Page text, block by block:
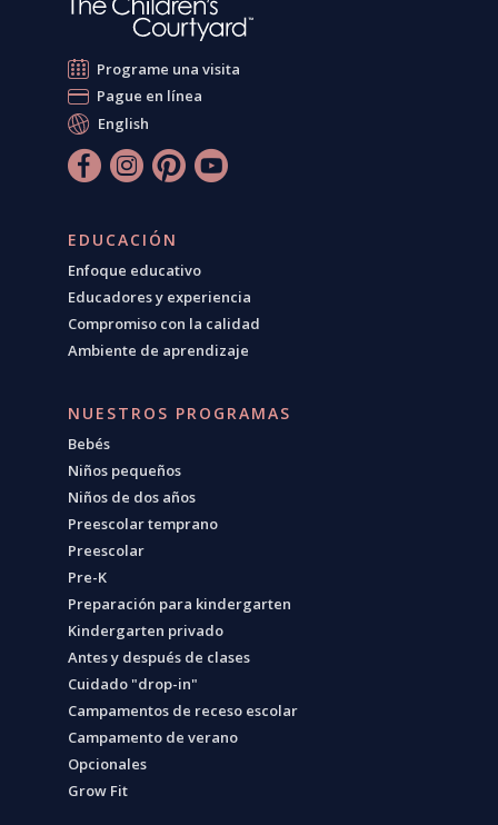
Programe una visita
Pague en línea
English
EDUCACIÓN
Enfoque educativo
Educadores y experiencia
Compromiso con la calidad
Ambiente de aprendizaje
NUESTROS PROGRAMAS
Bebés
Niños pequeños
Niños de dos años
Preescolar temprano
Preescolar
Pre-K
Preparación para kindergarten
Kindergarten privado
Antes y después de clases
Cuidado "drop-in"
Campamentos de receso escolar
Campamento de verano
Opcionales
Grow Fit